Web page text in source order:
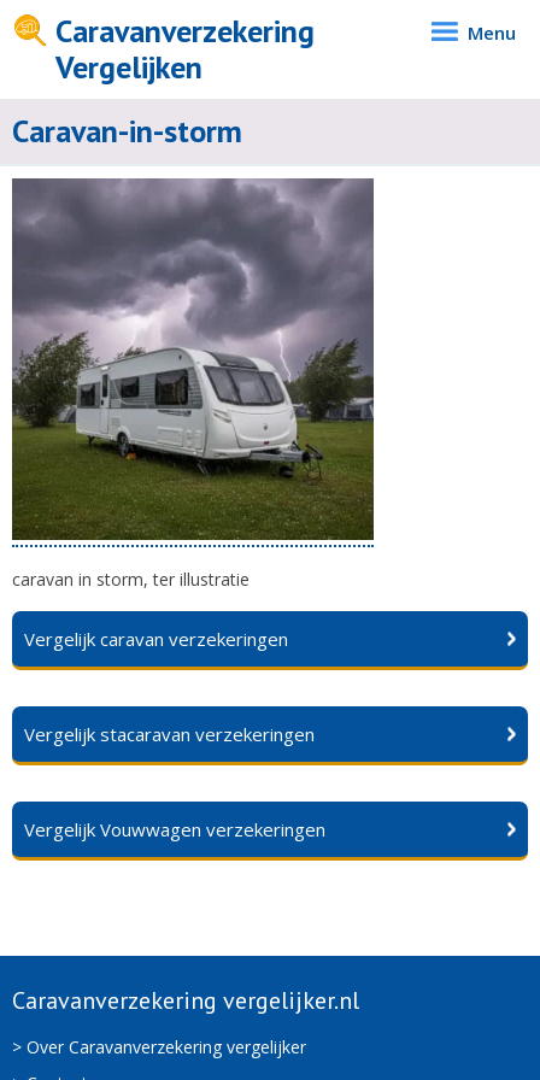
Caravanverzekering
Vergelijken
Menu
Caravan-in-storm
caravan in storm, ter illustratie
Vergelijk caravan verzekeringen
Vergelijk stacaravan verzekeringen
Vergelijk Vouwwagen verzekeringen
Caravanverzekering vergelijker.nl
> Over Caravanverzekering vergelijker